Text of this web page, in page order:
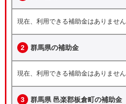
現在、利用できる補助金はありません
2 群馬県の補助金
現在、利用できる補助金はありません
3 群馬県 邑楽郡板倉町の補助金